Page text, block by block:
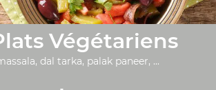
Végétariens
dal tarka, palak paneer, ...